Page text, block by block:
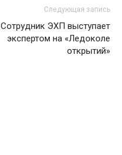
Следующая запись
Сотрудник ЭХП выступает
экспертом на «Ледоколе
открытий»